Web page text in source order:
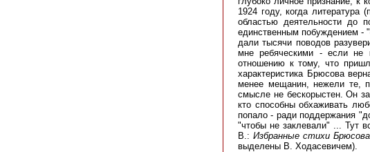
1924 году, когда
областью деятельности до
единственным побуждением -
дали тысячи поводов
мне ребяческими - если не
отношению к тому, что
характеристика Брюсова
менее мещанин, нежели те,
смысле не бескорыстен. Он
кто способны обхаживать
попало - ради поддержания
"чтобы не заклевали" ... Тут
В.: Избранные стихи Брюсова
выделены В. Ходасевичем).